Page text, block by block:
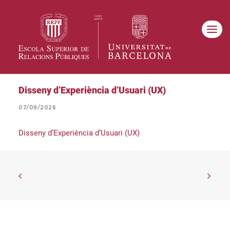
Disseny d’Experiència d’Usuari (UX)
07/09/2026
Disseny d’Experiència d’Usuari (UX)